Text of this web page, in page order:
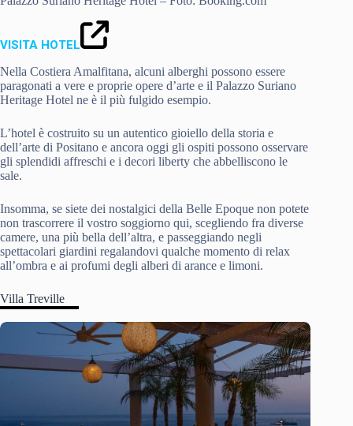
VISITA HOTEL
Nella Costiera Amalfitana, alcuni alberghi possono essere
paragonati a vere e proprie opere d’arte e il Palazzo Suriano
Heritage Hotel ne è il più fulgido esempio.
L’hotel è costruito su un autentico gioiello della storia e
dell’arte di Positano e ancora oggi gli ospiti possono osservare
gli splendidi affreschi e i decori liberty che abbelliscono le
sale.
Insomma, se siete dei nostalgici della Belle Epoque non potete
non trascorrere il vostro soggiorno qui, scegliendo fra diverse
camere, una più bella dell’altra, e passeggiando negli
spettacolari giardini regalandovi qualche momento di relax
all’ombra e ai profumi degli alberi di arance e limoni.
Villa Treville